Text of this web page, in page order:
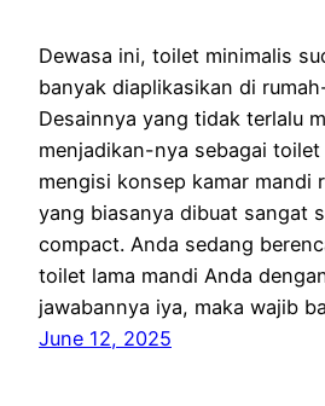
Dewasa ini, toilet minimalis
banyak diaplikasikan di
Desainnya yang tidak terlalu
menjadikan-nya sebagai
mengisi konsep kamar mandi
yang biasanya dibuat sangat
compact. Anda sedang
toilet lama mandi Anda
jawabannya iya, maka wajib
June 12, 2025